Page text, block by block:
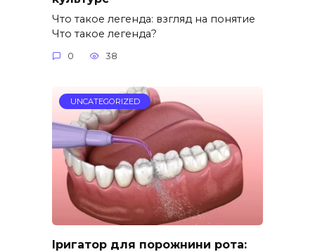
Что такое легенда: взгляд на понятие
Что такое легенда?
0 38
UNCATEGORIZED
Іригатор для порожнини рота: